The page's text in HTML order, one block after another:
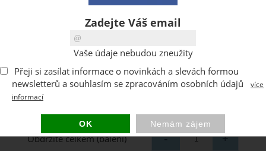
Obdržíte celkem (balení)
Zadejte Váš email
Vaše údaje nebudou zneužity
Přeji si zasílat informace o novinkách a slevách formou
newsletterů a souhlasím se zpracováním osobních údajů
více
informací